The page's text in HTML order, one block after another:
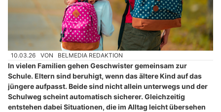
10.03.26 VON BELMEDIA REDAKTION
In vielen Familien gehen Geschwister gemeinsam zur
Schule. Eltern sind beruhigt, wenn das ältere Kind auf das
jüngere aufpasst. Beide sind nicht allein unterwegs und der
Schulweg scheint automatisch sicherer. Gleichzeitig
entstehen dabei Situationen, die im Alltag leicht übersehen